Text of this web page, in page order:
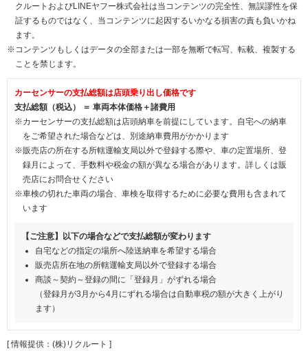
クルートおよびLINEヤフー株式会社は当コンテンツの完全性、無誤謬性を保
証するものではなく、当コンテンツに起因するいかなる損害の責も負いかね
ます。
※コンテンツもしくはデータの全部または一部を無断で転写、転載、複製する
ことを禁じます。
カーセンサーの支払総額は店頭乗り出し価格です
支払総額（税込） ＝ 車両本体価格＋諸費用
※カーセンサーの支払総額は店頭納車を前提にしています。自宅への納車
をご希望された場合などは、別途納車費用がかかります
※販売店の所在する所轄運輸支局以外で登録する際や、車の定置場所、登
録月によって、手数料や税金の額が異なる場合があります。詳しくは販
売店にお問合せください
※車検の切れた車両の場合、車検を取得するために必要な費用も含まれて
います
【ご注意】以下の場合などで支払総額が変わります
自宅などの指定の場所へ陸送納車を希望する場合
販売店所在地の所轄運輸支局以外で登録する場合
商談～契約～登録の間に「登録月」がずれる場合
（登録月が3月から4月にずれる場合は自動車税の額が大きく上がり
ます）
[ 情報提供：(株)リクルート ]